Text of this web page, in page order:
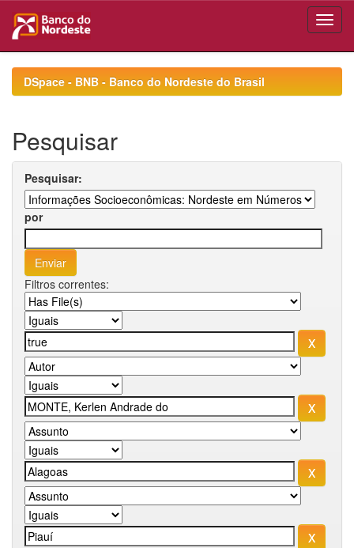
navigationDSpace - BNB - Banco do Nordeste do Brasil
Pesquisar
Pesquisar:
por
Filtros correntes: